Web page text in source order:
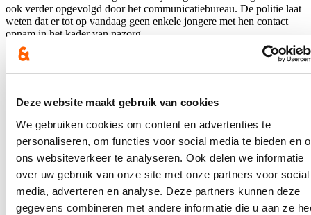
Deze website maakt gebruik van cookies
We gebruiken cookies om content en advertenties te
personaliseren, om functies voor social media te bieden en
ons websiteverkeer te analyseren. Ook delen we informatie
over uw gebruik van onze site met onze partners voor social
media, adverteren en analyse. Deze partners kunnen deze
gegevens combineren met andere informatie die u aan ze
ook verder opgevolgd door het communicatiebureau. De politie laat
weten dat er tot op vandaag geen enkele jongere met hen contact
opnam in het kader van nazorg.
Ook de politiemedewerkers werden nauw ondersteund bij
echter vooral de positieve reacties op de reeks en op hun deelname.
Evaluatie
De reeks liet bewust de verschillen expliciet naar boven komen, om
vervolgens aan te tonen dat de dialoog de bovenhand neemt. "Net
door in dialoog te gaan komen beide partijen tot wederzijds begrip
en wederzijds respect voor elkaar. Samen met de politie geloof ik
erin dat dit mee zal leiden tot positieve en structureel veranderingen